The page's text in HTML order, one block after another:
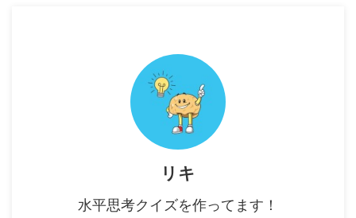
リキ
水平思考クイズを作ってます！